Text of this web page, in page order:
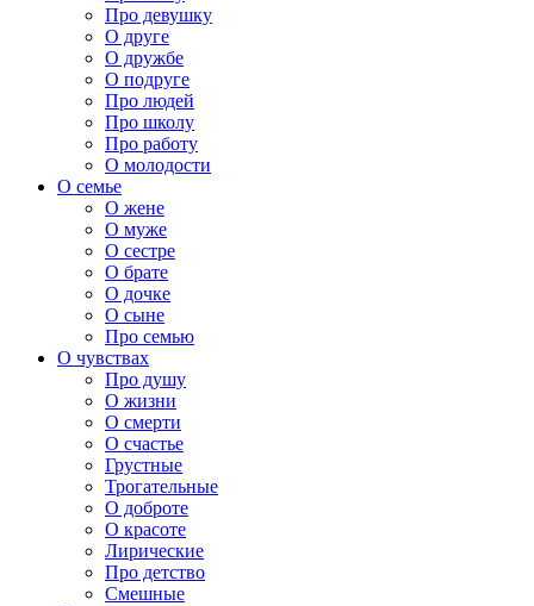
Про девушку
О друге
О дружбе
О подруге
Про людей
Про школу
Про работу
О молодости
О семье
О жене
О муже
О сестре
О брате
О дочке
О сыне
Про семью
О чувствах
Про душу
О жизни
О смерти
О счастье
Грустные
Трогательные
О доброте
О красоте
Лирические
Про детство
Смешные